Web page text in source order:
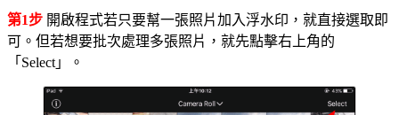
第1步 開啟程式若只要幫一張照片加入浮水印，就直接選取即
可。但若想要批次處理多張照片，就先點擊右上角的
「Select」。